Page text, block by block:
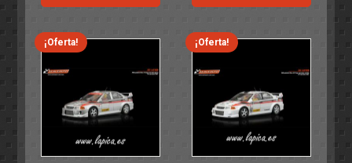
era:
14,30€.
es:
11,25€.
era:
6,00€.
es:
4,50€.
¡Oferta! ¡Oferta!